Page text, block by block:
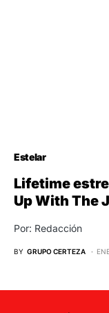
Estelar
Lifetime
Up With The
Por: Redacción
BY GRUPO CERTEZA